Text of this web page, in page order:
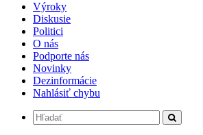
Výroky
Diskusie
Politici
O nás
Podporte nás
Novinky
Dezinformácie
Nahlásiť chybu